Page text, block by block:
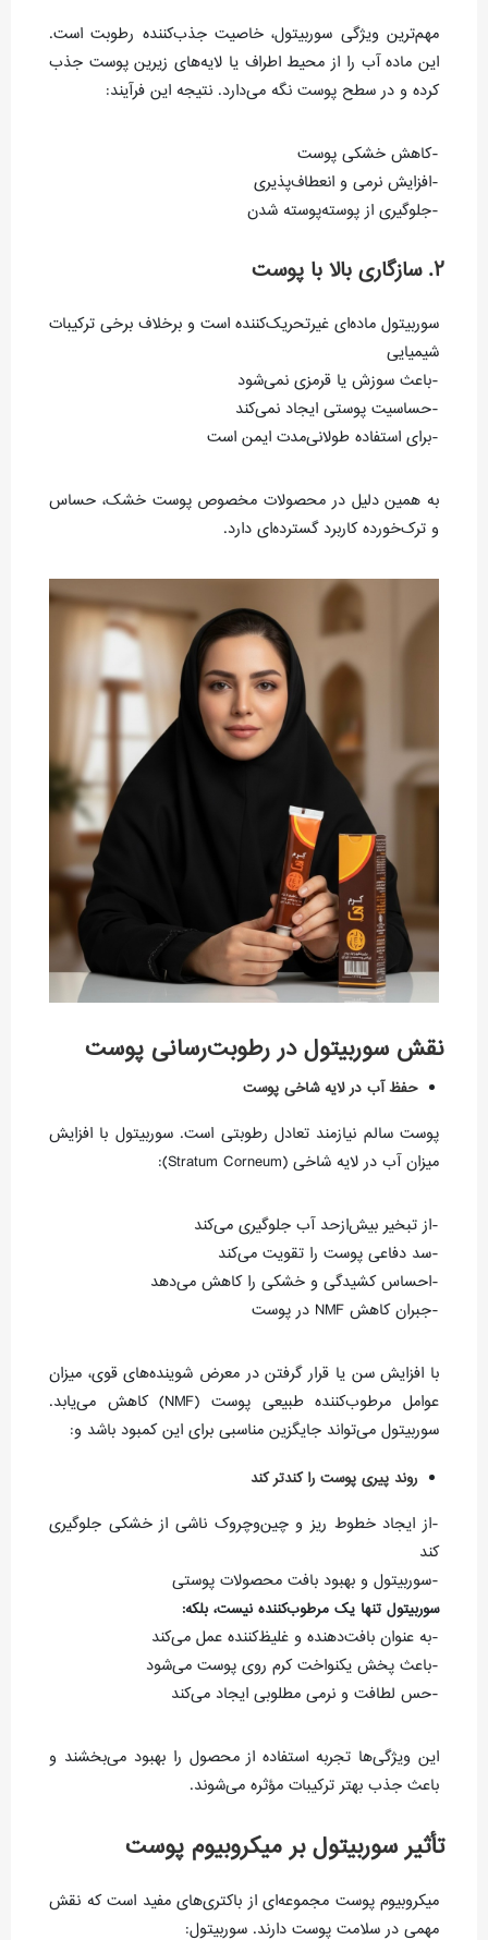
مهم‌ترین ویژگی سوربیتول، خاصیت جذب‌کننده رطوبت است.
این ماده آب را از محیط اطراف یا لایه‌های زیرین پوست جذب
کرده و در سطح پوست نگه می‌دارد. نتیجه این فرآیند:
-کاهش خشکی پوست
-افزایش نرمی و انعطاف‌پذیری
-جلوگیری از پوسته‌پوسته شدن
۲. سازگاری بالا با پوست
سوربیتول ماده‌ای غیرتحریک‌کننده است و برخلاف برخی ترکیبات
شیمیایی
-باعث سوزش یا قرمزی نمی‌شود
-حساسیت پوستی ایجاد نمی‌کند
-برای استفاده طولانی‌مدت ایمن است
به همین دلیل در محصولات مخصوص پوست خشک، حساس
و ترک‌خورده کاربرد گسترده‌ای دارد.
نقش سوربیتول در رطوبت‌رسانی پوست
حفظ آب در لایه شاخی پوست
پوست سالم نیازمند تعادل رطوبتی است. سوربیتول با افزایش
میزان آب در لایه شاخی (Stratum Corneum):
-از تبخیر بیش‌ازحد آب جلوگیری می‌کند
-سد دفاعی پوست را تقویت می‌کند
-احساس کشیدگی و خشکی را کاهش می‌دهد
-جبران کاهش NMF در پوست
با افزایش سن یا قرار گرفتن در معرض شوینده‌های قوی، میزان
عوامل مرطوب‌کننده طبیعی پوست (NMF) کاهش می‌یابد.
سوربیتول می‌تواند جایگزین مناسبی برای این کمبود باشد و:
روند پیری پوست را کندتر کند
-از ایجاد خطوط ریز و چین‌وچروک ناشی از خشکی جلوگیری
کند
-سوربیتول و بهبود بافت محصولات پوستی
سوربیتول تنها یک مرطوب‌کننده نیست، بلکه:
-به عنوان بافت‌دهنده و غلیظ‌کننده عمل می‌کند
-باعث پخش یکنواخت کرم روی پوست می‌شود
-حس لطافت و نرمی مطلوبی ایجاد می‌کند
این ویژگی‌ها تجربه استفاده از محصول را بهبود می‌بخشند و
باعث جذب بهتر ترکیبات مؤثره می‌شوند.
تأثیر سوربیتول بر میکروبیوم پوست
میکروبیوم پوست مجموعه‌ای از باکتری‌های مفید است که نقش
مهمی در سلامت پوست دارند. سوربیتول: